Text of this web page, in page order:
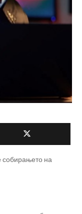
собирањето на